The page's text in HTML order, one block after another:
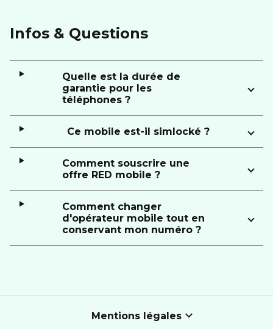
Infos & Questions
Quelle est la durée de
garantie pour les
téléphones ?
Ce mobile est-il simlocké ?
Comment souscrire une
offre RED mobile ?
Comment changer
d'opérateur mobile tout en
conservant mon numéro ?
Mentions légales